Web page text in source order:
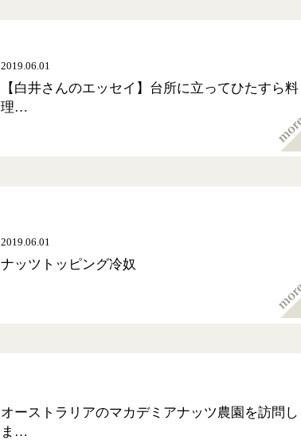
2019.06.01
【白井さんのエッセイ】台所に立ってひたすら料
理…
2019.06.01
ナッツトッピング冷奴
オーストラリアのマカデミアナッツ農園を訪問し
ま…